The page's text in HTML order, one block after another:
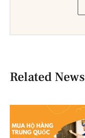
Related News